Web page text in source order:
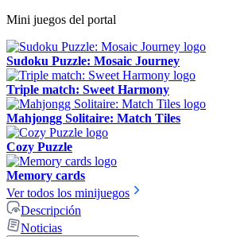
Mini juegos del portal
Sudoku Puzzle: Mosaic Journey
Triple match: Sweet Harmony
Mahjongg Solitaire: Match Tiles
Cozy Puzzle
Memory cards
Ver todos los minijuegos
Descripción
Noticias